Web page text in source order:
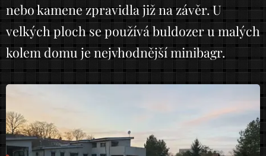
nebo kamene zpravidla již na závěr. U
velkých ploch se používá buldozer u malých
kolem domu je nejvhodnější minibagr.